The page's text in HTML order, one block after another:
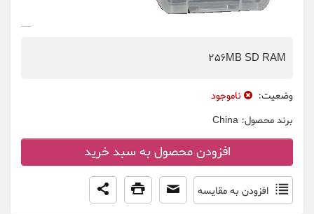
256MB SD RAM
وضعیت:
ناموجود
برند محصول: China
افزودن محصول به سبد خرید
افزودن به مقایسه